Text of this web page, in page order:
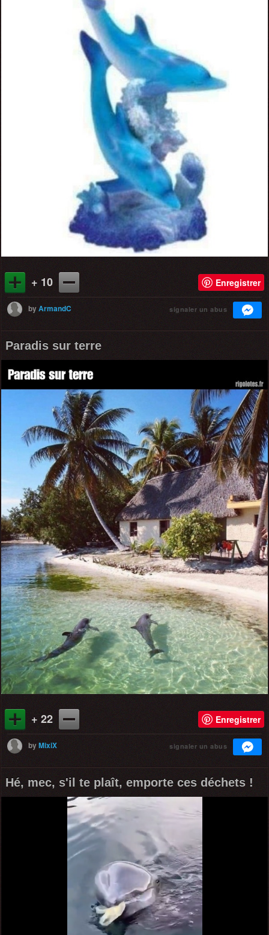
+ 10 Enregistrer
byArmandC signaler un abus
Paradis sur terre
+ 22 Enregistrer
byMixiX signaler un abus
Hé, mec, s'il te plaît, emporte ces déchets !